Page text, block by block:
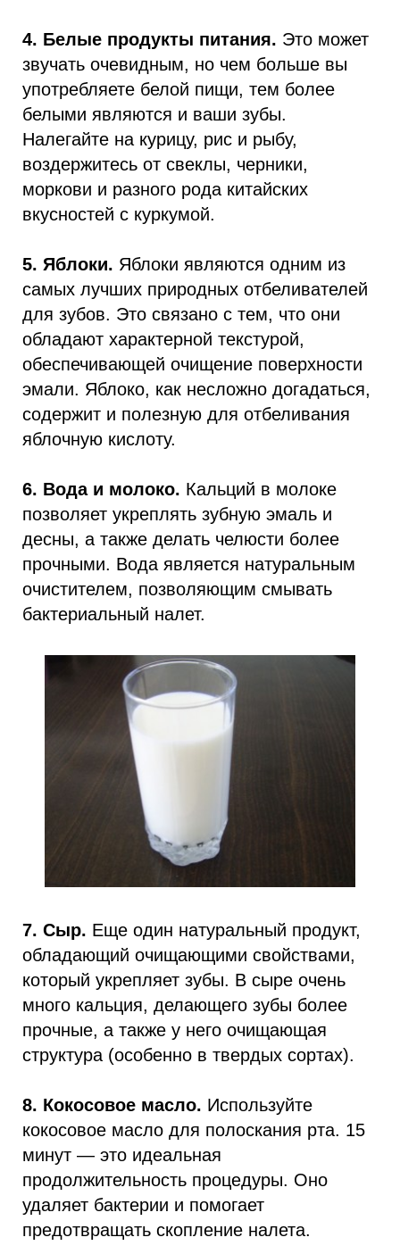
4. Белые продукты питания. Это может
звучать очевидным, но чем больше вы
употребляете белой пищи, тем более
белыми являются и ваши зубы.
Налегайте на курицу, рис и рыбу,
воздержитесь от свеклы, черники,
моркови и разного рода китайских
вкусностей с куркумой.
5. Яблоки. Яблоки являются одним из
самых лучших природных отбеливателей
для зубов. Это связано с тем, что они
обладают характерной текстурой,
обеспечивающей очищение поверхности
эмали. Яблоко, как несложно догадаться,
содержит и полезную для отбеливания
яблочную кислоту.
6. Вода и молоко. Кальций в молоке
позволяет укреплять зубную эмаль и
десны, а также делать челюсти более
прочными. Вода является натуральным
очистителем, позволяющим смывать
бактериальный налет.
7. Сыр. Еще один натуральный продукт,
обладающий очищающими свойствами,
который укрепляет зубы. В сыре очень
много кальция, делающего зубы более
прочные, а также у него очищающая
структура (особенно в твердых сортах).
8. Кокосовое масло. Используйте
кокосовое масло для полоскания рта. 15
минут — это идеальная
продолжительность процедуры. Оно
удаляет бактерии и помогает
предотвращать скопление налета.